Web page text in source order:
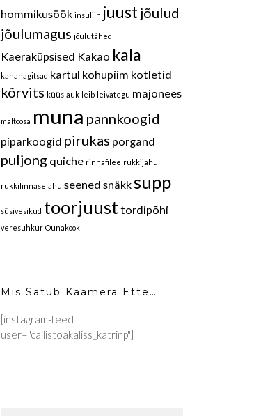
hommikusöök insuliin juustjõulud
jõulumagus jõulutähed
Kaeraküpsised Kakao kala
kananagitsad kartul kohupiim kotletid
kõrvits küüslauk leib leivategu majonees
maltoosa muna pannkoogid
piparkoogid pirukas porgand
puljong quiche rinnafilee rukkijahu
rukkilinnasejahu seened snäkk supp
süsivesikud toorjuust tordipõhi
veresuhkur Õunakook
Mis Satub Kaamera Ette…
[instagram-feed
user="callistoakaliss_katrinp"]